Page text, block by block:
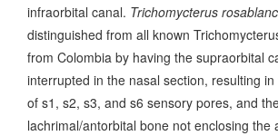
infraorbital canal. Trichomycterus
distinguished from all known
from Colombia by having the supraorbital
interrupted in the nasal section, resulting
of s1, s2, s3, and s6 sensory pores, and
lachrimal/antorbital bone not enclosing the